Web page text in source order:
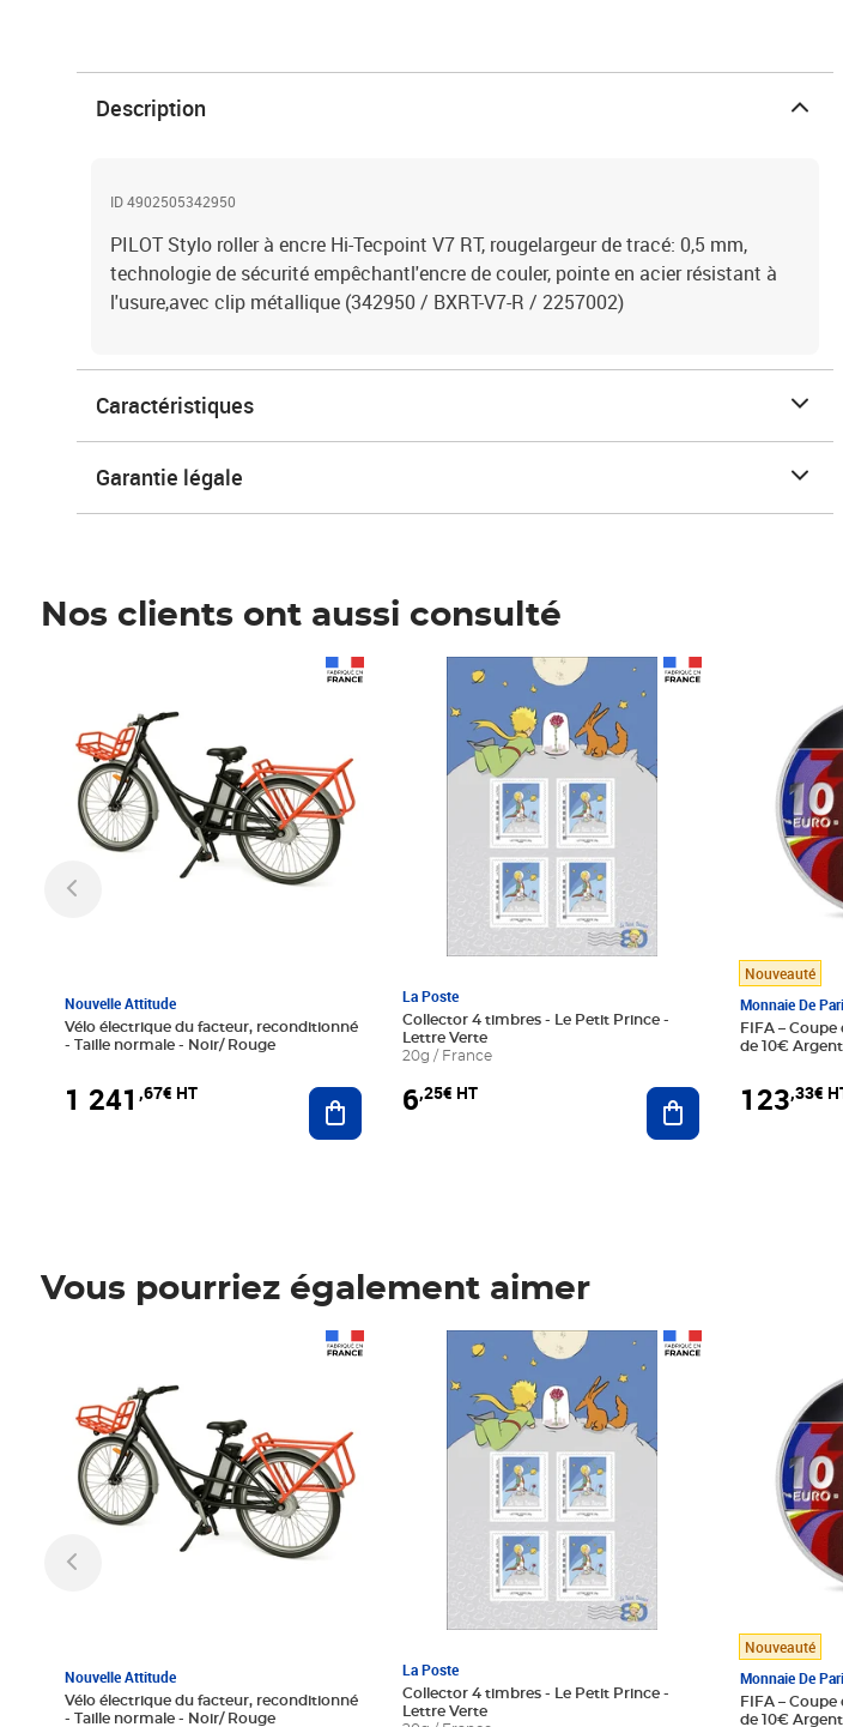
Description
ID 4902505342950
PILOT Stylo roller à encre Hi-Tecpoint V7 RT, rougelargeur de tracé: 0,5 mm,
technologie de sécurité empêchantl'encre de couler, pointe en acier résistant à
l'usure,avec clip métallique (342950 / BXRT-V7-R / 2257002)
Caractéristiques
Garantie légale
Nos clients ont aussi consulté
Nouvelle Attitude
Vélo électrique du facteur, reconditionné
- Taille normale - Noir/ Rouge
1 241 ,67€ HT Ajouter au panier
La Poste
Collector 4 timbres - Le Petit Prince -
Lettre Verte
20g / France
6,25€ HT
Prix 6,25€ HT
Ajouter au panier
Nouveauté
Monnaie De
FIFA –
de 10€
123,33€
Vous pourriez également aimer
Nouvelle Attitude
Vélo électrique du facteur, reconditionné
- Taille normale - Noir/ Rouge
La Poste
Collector 4 timbres - Le Petit Prince -
Lettre Verte
Prix 6,25€ HT
Nouveauté
Monnaie De
FIFA –
de 10€